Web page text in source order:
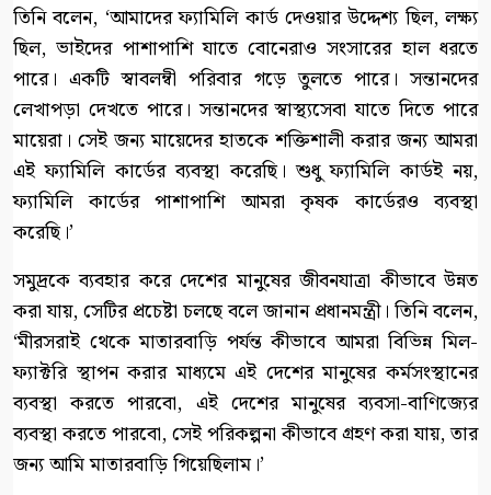
তিনি বলেন, ‘আমাদের ফ্যামিলি কার্ড দেওয়ার উদ্দেশ্য ছিল, লক্ষ্য
ছিল, ভাইদের পাশাপাশি যাতে বোনেরাও সংসারের হাল ধরতে
পারে। একটি স্বাবলম্বী পরিবার গড়ে তুলতে পারে। সন্তানদের
লেখাপড়া দেখতে পারে। সন্তানদের স্বাস্থ্যসেবা যাতে দিতে পারে
মায়েরা। সেই জন্য মায়েদের হাতকে শক্তিশালী করার জন্য আমরা
এই ফ্যামিলি কার্ডের ব্যবস্থা করেছি। শুধু ফ্যামিলি কার্ডই নয়,
ফ্যামিলি কার্ডের পাশাপাশি আমরা কৃষক কার্ডেরও ব্যবস্থা
করেছি।’
সমুদ্রকে ব্যবহার করে দেশের মানুষের জীবনযাত্রা কীভাবে উন্নত
করা যায়, সেটির প্রচেষ্টা চলছে বলে জানান প্রধানমন্ত্রী। তিনি বলেন,
‘মীরসরাই থেকে মাতারবাড়ি পর্যন্ত কীভাবে আমরা বিভিন্ন মিল-
ফ্যাক্টরি স্থাপন করার মাধ্যমে এই দেশের মানুষের কর্মসংস্থানের
ব্যবস্থা করতে পারবো, এই দেশের মানুষের ব্যবসা-বাণিজ্যের
ব্যবস্থা করতে পারবো, সেই পরিকল্পনা কীভাবে গ্রহণ করা যায়, তার
জন্য আমি মাতারবাড়ি গিয়েছিলাম।’